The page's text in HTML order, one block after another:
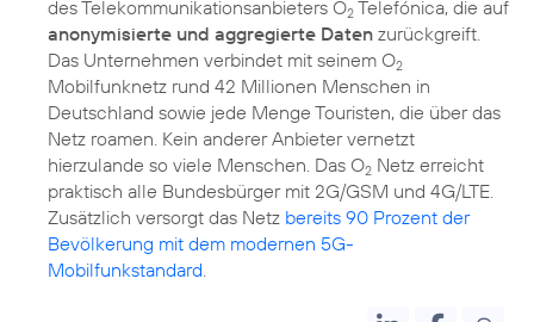
des Telekommunikationsanbieters O2 Telefónica, die auf
anonymisierte und aggregierte Daten zurückgreift.
Das Unternehmen verbindet mit seinem O2
Mobilfunknetz rund 42 Millionen Menschen in
Deutschland sowie jede Menge Touristen, die über das
Netz roamen. Kein anderer Anbieter vernetzt
hierzulande so viele Menschen. Das O2 Netz erreicht
praktisch alle Bundesbürger mit 2G/GSM und 4G/LTE.
Zusätzlich versorgt das Netz bereits 90 Prozent der
Bevölkerung mit dem modernen 5G-
Mobilfunkstandard